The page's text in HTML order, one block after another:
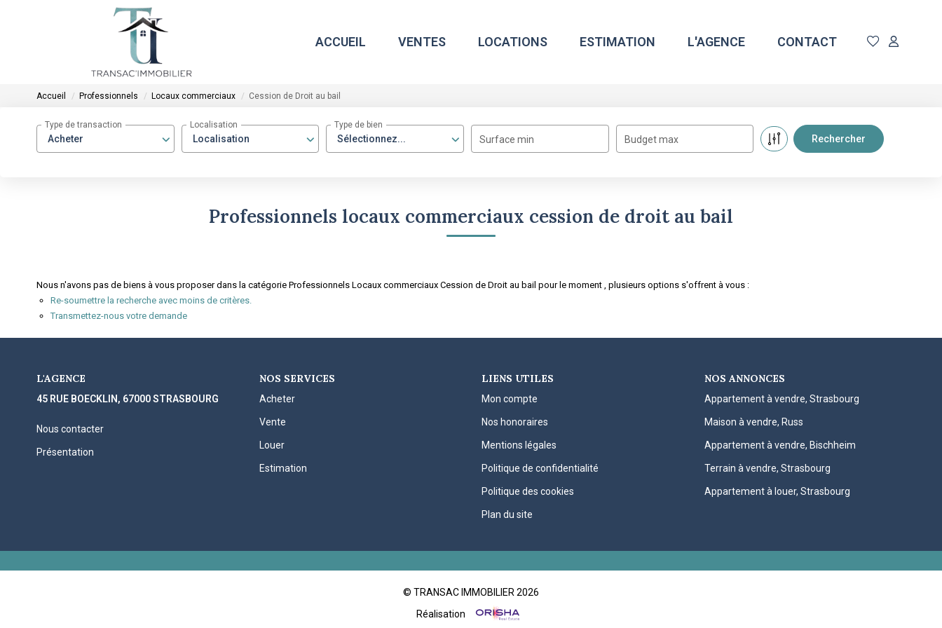
ACCUEIL VENTES LOCATIONS ESTIMATION L'AGENCE CONTACT
Accueil Professionnels Locaux commerciaux Cession de Droit au bail
Acheter
Type de transaction
Localisation
Localisation
Sélectionnez...
Type de bien
Surface min Budget max
Professionnels locaux commerciaux cession de droit au bail
Nous n'avons pas de biens à vous proposer dans la catégorie Professionnels Locaux commerciaux Cession de Droit au bail pour le moment , plusieurs options s'offrent à vous :
Re-soumettre la recherche avec moins de critères.
Transmettez-nous votre demande
L'AGENCE
45 RUE BOECKLIN, 67000 STRASBOURG
Nous contacter
Présentation
NOS SERVICES
Acheter
Vente
Louer
Estimation
LIENS UTILES
Mon compte
Nos honoraires
Mentions légales
Politique de confidentialité
Politique des cookies
Plan du site
NOS ANNONCES
Appartement à vendre, Strasbourg
Maison à vendre, Russ
Appartement à vendre, Bischheim
Terrain à vendre, Strasbourg
Appartement à louer, Strasbourg
© TRANSAC IMMOBILIER 2026
Réalisation